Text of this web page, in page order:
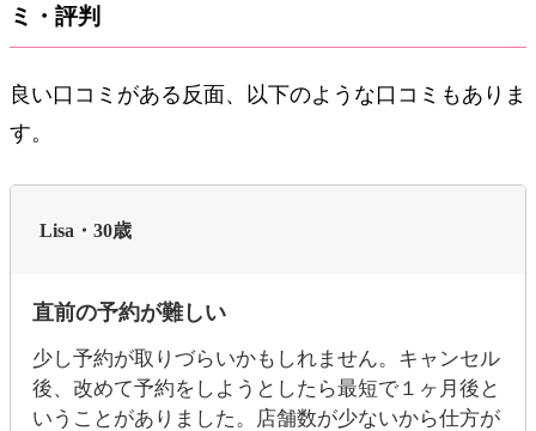
ミ・評判
良い口コミがある反面、以下のような口コミもありま
す。
Lisa・30歳
直前の予約が難しい
少し予約が取りづらいかもしれません。キャンセル
後、改めて予約をしようとしたら最短で１ヶ月後と
いうことがありました。店舗数が少ないから仕方が